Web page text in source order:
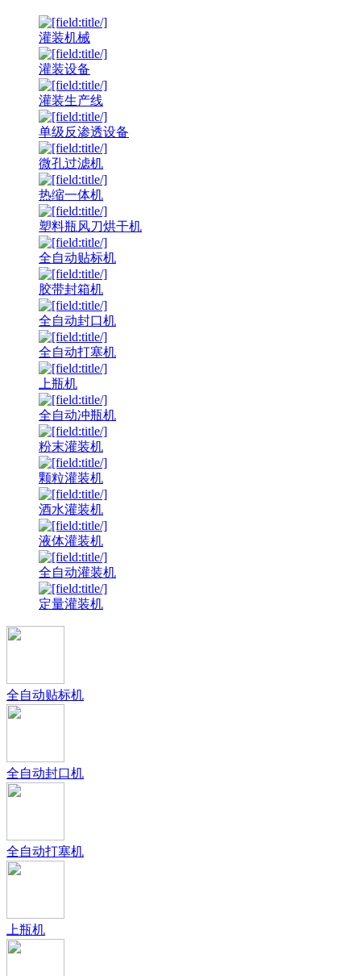
灌装机械
灌装设备
灌装生产线
单级反渗透设备
微孔过滤机
热缩一体机
塑料瓶风刀烘干机
全自动贴标机
胶带封箱机
全自动封口机
全自动打塞机
上瓶机
全自动冲瓶机
粉末灌装机
颗粒灌装机
酒水灌装机
液体灌装机
全自动灌装机
定量灌装机
全自动贴标机
全自动封口机
全自动打塞机
上瓶机